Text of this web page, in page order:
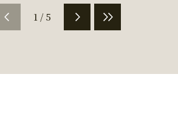
1 / 5